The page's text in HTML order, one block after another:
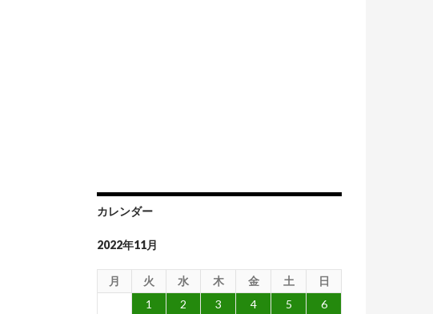
カレンダー
2022年11月
月 火 水 木 金 土
日
1
2 3 4 5
6